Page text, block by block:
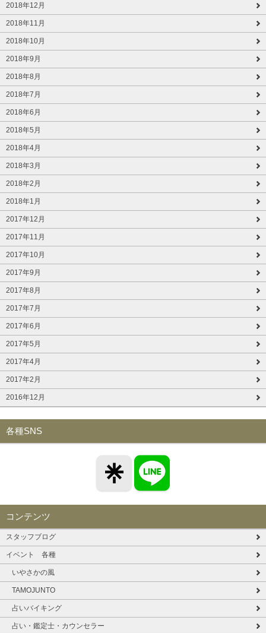
2018年12月
2018年11月
2018年10月
2018年9月
2018年8月
2018年7月
2018年6月
2018年5月
2018年4月
2018年3月
2018年2月
2018年1月
2017年12月
2017年11月
2017年10月
2017年9月
2017年8月
2017年7月
2017年6月
2017年5月
2017年4月
2017年2月
2016年12月
各種SNS
コンテンツ
スタッフブログ
イベント 各種
いやさかの風
TAMOJUNTO
占いバイキング
占い・鑑定士・カウンセラー